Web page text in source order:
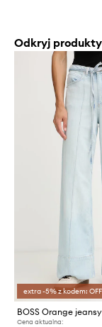
Odkryj
extra -5% z kodem:
Cena aktualna: